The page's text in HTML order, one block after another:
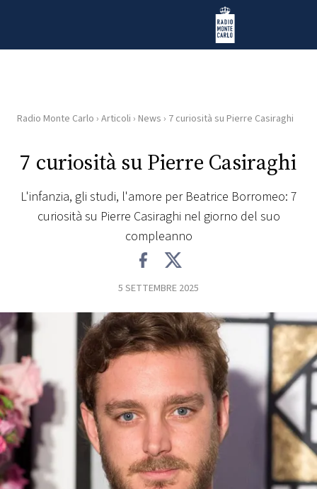
Radio Monte Carlo
HOME
RADIO
WEB
RADIO
CONCORSI
EVENTI
VIDEO
Radio Monte Carlo › Articoli › News › 7 curiosità su Pierre Casiraghi
7 curiosità su Pierre Casiraghi
L'infanzia, gli studi, l'amore per Beatrice Borromeo: 7
curiosità su Pierre Casiraghi nel giorno del suo
compleanno
5 SETTEMBRE 2025